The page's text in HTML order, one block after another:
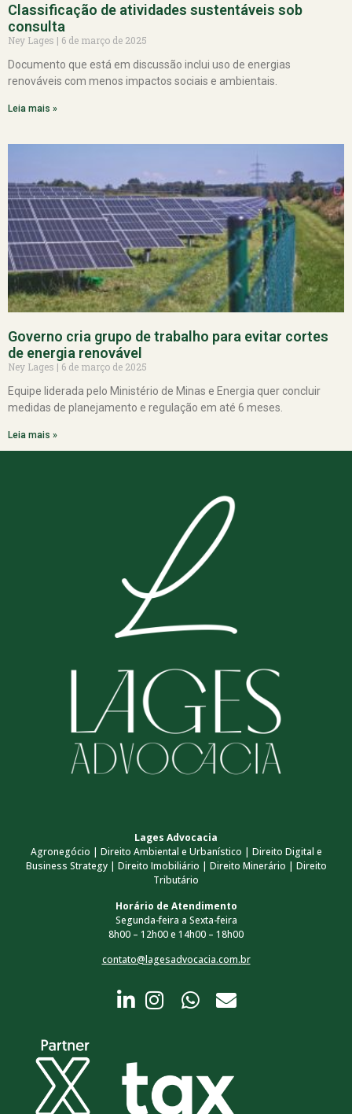
Classificação de atividades sustentáveis sob
consulta
Ney Lages
6 de março de 2025
Documento que está em discussão inclui uso de energias
renováveis com menos impactos sociais e ambientais.
Leia mais »
Governo cria grupo de trabalho para evitar cortes
de energia renovável
Ney Lages
6 de março de 2025
Equipe liderada pelo Ministério de Minas e Energia quer concluir
medidas de planejamento e regulação em até 6 meses.
Leia mais »
Lages Advocacia
Agronegócio | Direito Ambiental e Urbanístico | Direito Digital e
Business Strategy | Direito Imobiliário | Direito Minerário | Direito
Tributário
Horário de Atendimento
Segunda-feira a Sexta-feira
8h00 – 12h00 e 14h00 – 18h00
contato@lagesadvocacia.com.br